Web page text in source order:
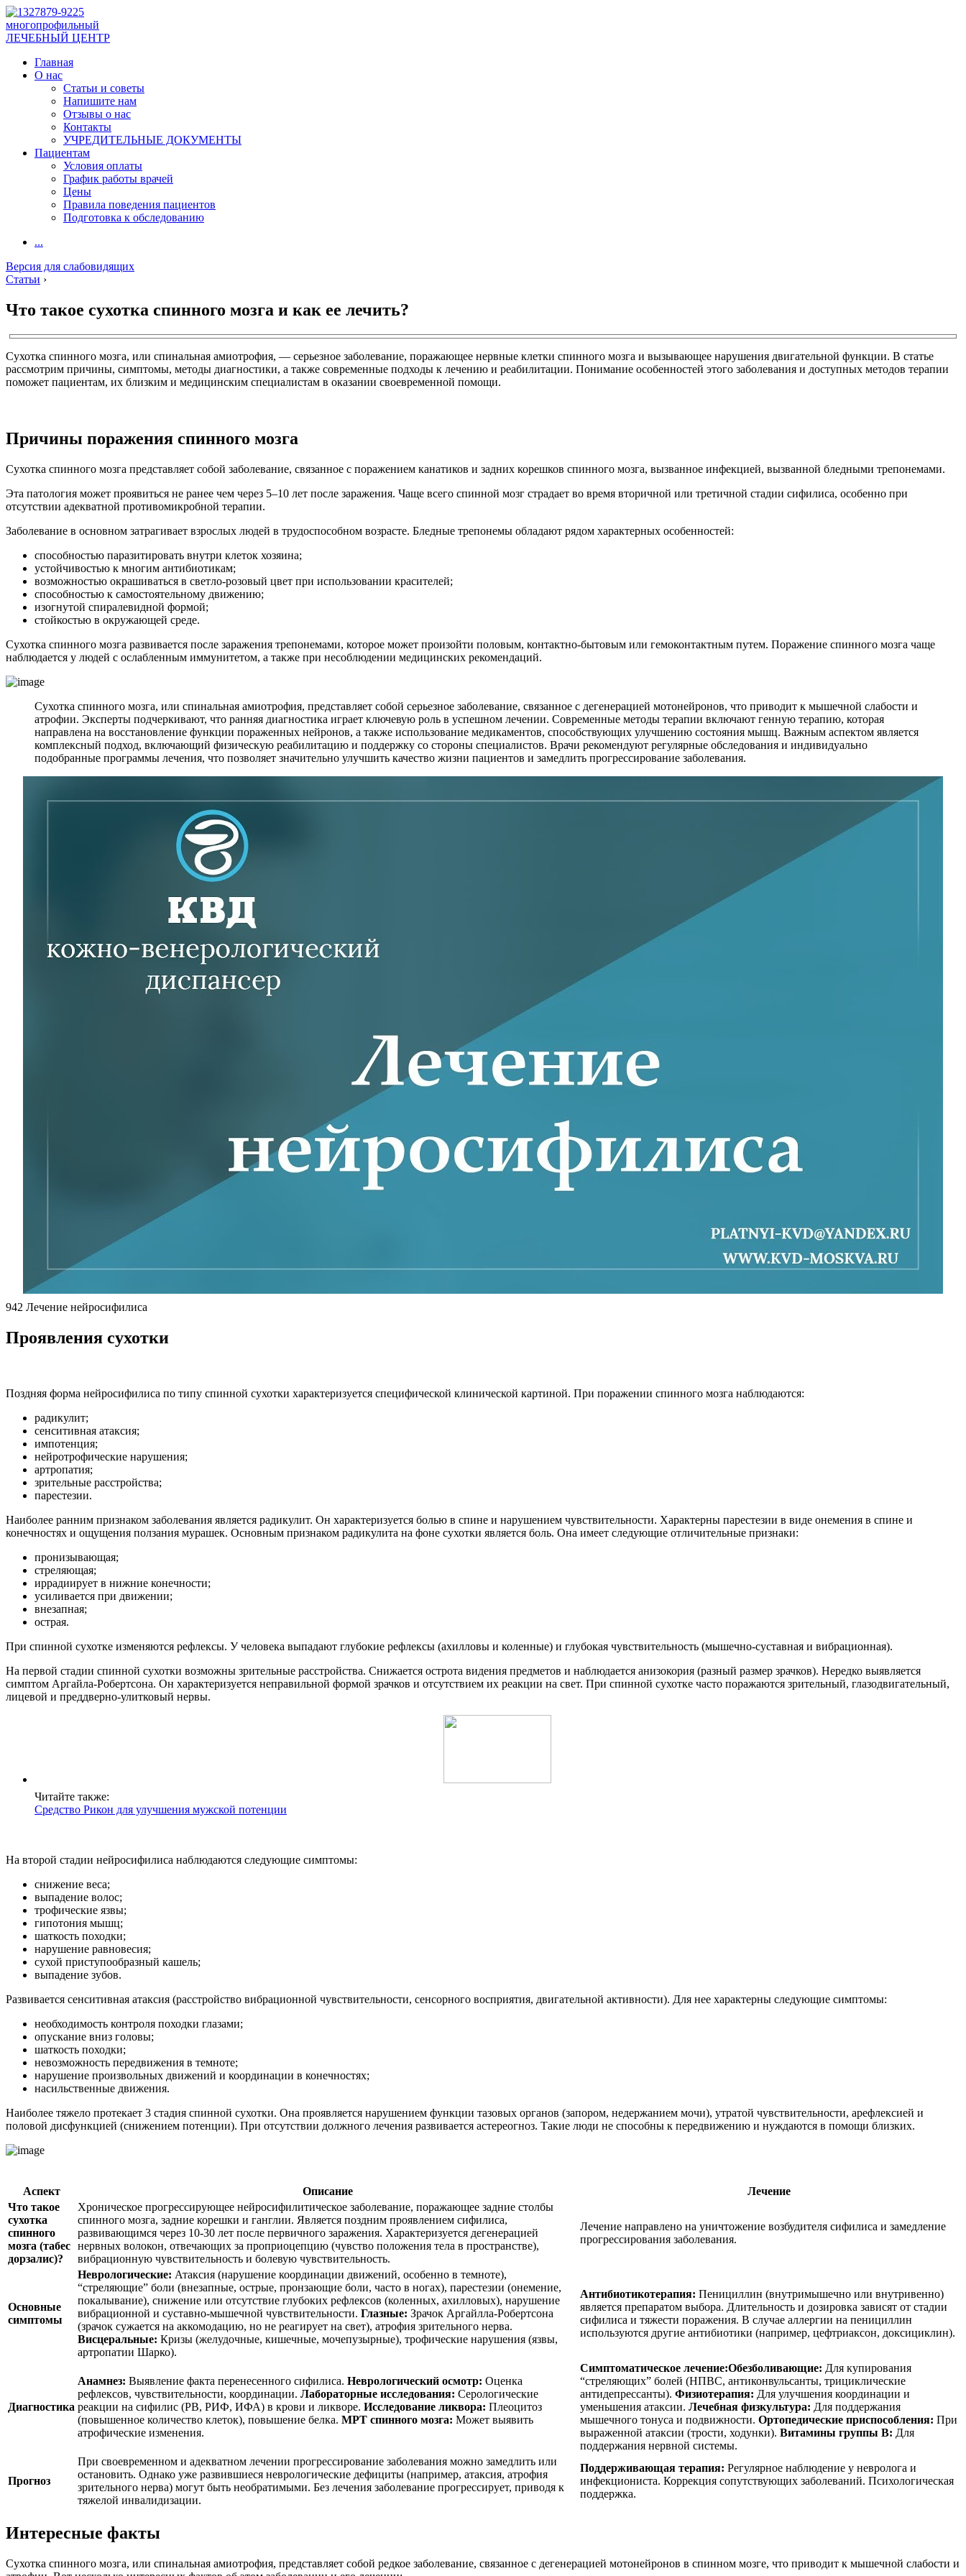
многопрофильный
ЛЕЧЕБНЫЙ ЦЕНТР
Главная
О нас
Статьи и советы
Напишите нам
Отзывы о нас
Контакты
УЧРЕДИТЕЛЬНЫЕ ДОКУМЕНТЫ
Пациентам
Условия оплаты
График работы врачей
Цены
Правила поведения пациентов
Подготовка к обследованию
...
Версия для слабовидящих
Статьи ›
Что такое сухотка спинного мозга и как ее лечить?
Сухотка спинного мозга, или спинальная амиотрофия, — серьезное заболевание, поражающее нервные клетки спинного мозга и вызывающее нарушения двигательной функции. В статье
рассмотрим причины, симптомы, методы диагностики, а также современные подходы к лечению и реабилитации. Понимание особенностей этого заболевания и доступных методов терапии
поможет пациентам, их близким и медицинским специалистам в оказании своевременной помощи.
Причины поражения спинного мозга
Сухотка спинного мозга представляет собой заболевание, связанное с поражением канатиков и задних корешков спинного мозга, вызванное инфекцией, вызванной бледными трепонемами.
Эта патология может проявиться не ранее чем через 5–10 лет после заражения. Чаще всего спинной мозг страдает во время вторичной или третичной стадии сифилиса, особенно при
отсутствии адекватной противомикробной терапии.
Заболевание в основном затрагивает взрослых людей в трудоспособном возрасте. Бледные трепонемы обладают рядом характерных особенностей:
способностью паразитировать внутри клеток хозяина;
устойчивостью к многим антибиотикам;
возможностью окрашиваться в светло-розовый цвет при использовании красителей;
способностью к самостоятельному движению;
изогнутой спиралевидной формой;
стойкостью в окружающей среде.
Сухотка спинного мозга развивается после заражения трепонемами, которое может произойти половым, контактно-бытовым или гемоконтактным путем. Поражение спинного мозга чаще
наблюдается у людей с ослабленным иммунитетом, а также при несоблюдении медицинских рекомендаций.
Сухотка спинного мозга, или спинальная амиотрофия, представляет собой серьезное заболевание, связанное с дегенерацией мотонейронов, что приводит к мышечной слабости и
атрофии. Эксперты подчеркивают, что ранняя диагностика играет ключевую роль в успешном лечении. Современные методы терапии включают генную терапию, которая
направлена на восстановление функции пораженных нейронов, а также использование медикаментов, способствующих улучшению состояния мышц. Важным аспектом является
комплексный подход, включающий физическую реабилитацию и поддержку со стороны специалистов. Врачи рекомендуют регулярные обследования и индивидуально
подобранные программы лечения, что позволяет значительно улучшить качество жизни пациентов и замедлить прогрессирование заболевания.
942 Лечение нейросифилиса
Проявления сухотки
Поздняя форма нейросифилиса по типу спинной сухотки характеризуется специфической клинической картиной. При поражении спинного мозга наблюдаются:
радикулит;
сенситивная атаксия;
импотенция;
нейротрофические нарушения;
артропатия;
зрительные расстройства;
парестезии.
Наиболее ранним признаком заболевания является радикулит. Он характеризуется болью в спине и нарушением чувствительности. Характерны парестезии в виде онемения в спине и
конечностях и ощущения ползания мурашек. Основным признаком радикулита на фоне сухотки является боль. Она имеет следующие отличительные признаки:
пронизывающая;
стреляющая;
иррадиирует в нижние конечности;
усиливается при движении;
внезапная;
острая.
При спинной сухотке изменяются рефлексы. У человека выпадают глубокие рефлексы (ахилловы и коленные) и глубокая чувствительность (мышечно-суставная и вибрационная).
На первой стадии спинной сухотки возможны зрительные расстройства. Снижается острота видения предметов и наблюдается анизокория (разный размер зрачков). Нередко выявляется
симптом Аргайла-Робертсона. Он характеризуется неправильной формой зрачков и отсутствием их реакции на свет. При спинной сухотке часто поражаются зрительный, глазодвигательный,
лицевой и преддверно-улитковый нервы.
Читайте также:
Средство Рикон для улучшения мужской потенции
На второй стадии нейросифилиса наблюдаются следующие симптомы:
снижение веса;
выпадение волос;
трофические язвы;
гипотония мышц;
шаткость походки;
нарушение равновесия;
сухой приступообразный кашель;
выпадение зубов.
Развивается сенситивная атаксия (расстройство вибрационной чувствительности, сенсорного восприятия, двигательной активности). Для нее характерны следующие симптомы:
необходимость контроля походки глазами;
опускание вниз головы;
шаткость походки;
невозможность передвижения в темноте;
нарушение произвольных движений и координации в конечностях;
насильственные движения.
Наиболее тяжело протекает 3 стадия спинной сухотки. Она проявляется нарушением функции тазовых органов (запором, недержанием мочи), утратой чувствительности, арефлексией и
половой дисфункцией (снижением потенции). При отсутствии должного лечения развивается астереогноз. Такие люди не способны к передвижению и нуждаются в помощи близких.
Аспект Описание
Лечение
Что такое
сухотка
спинного
мозга (табес
дорзалис)?
Хроническое прогрессирующее нейросифилитическое заболевание, поражающее задние столбы
спинного мозга, задние корешки и ганглии. Является поздним проявлением сифилиса,
развивающимся через 10-30 лет после первичного заражения. Характеризуется дегенерацией
нервных волокон, отвечающих за проприоцепцию (чувство положения тела в пространстве),
вибрационную чувствительность и болевую чувствительность.
Лечение направлено на уничтожение возбудителя сифилиса и замедление
прогрессирования заболевания.
Основные
симптомы
Неврологические: Атаксия (нарушение координации движений, особенно в темноте),
“стреляющие” боли (внезапные, острые, пронзающие боли, часто в ногах), парестезии (онемение,
покалывание), снижение или отсутствие глубоких рефлексов (коленных, ахилловых), нарушение
вибрационной и суставно-мышечной чувствительности. Глазные: Зрачок Аргайлла-Робертсона
(зрачок сужается на аккомодацию, но не реагирует на свет), атрофия зрительного нерва.
Висцеральные: Кризы (желудочные, кишечные, мочепузырные), трофические нарушения (язвы,
артропатии Шарко).
Антибиотикотерапия: Пенициллин (внутримышечно или внутривенно)
является препаратом выбора. Длительность и дозировка зависят от стадии
сифилиса и тяжести поражения. В случае аллергии на пенициллин
используются другие антибиотики (например, цефтриаксон, доксициклин).
Диагностика
Анамнез: Выявление факта перенесенного сифилиса. Неврологический осмотр: Оценка
рефлексов, чувствительности, координации. Лабораторные исследования: Серологические
реакции на сифилис (РВ, РИФ, ИФА) в крови и ликворе. Исследование ликвора: Плеоцитоз
(повышенное количество клеток), повышение белка. МРТ спинного мозга: Может выявить
атрофические изменения.
Симптоматическое лечение:Обезболивающие: Для купирования
“стреляющих” болей (НПВС, антиконвульсанты, трициклические
антидепрессанты). Физиотерапия: Для улучшения координации и
уменьшения атаксии. Лечебная физкультура: Для поддержания
мышечного тонуса и подвижности. Ортопедические приспособления: При
выраженной атаксии (трости, ходунки). Витамины группы В: Для
поддержания нервной системы.
Прогноз
При своевременном и адекватном лечении прогрессирование заболевания можно замедлить или
остановить. Однако уже развившиеся неврологические дефициты (например, атаксия, атрофия
зрительного нерва) могут быть необратимыми. Без лечения заболевание прогрессирует, приводя к
тяжелой инвалидизации.
Поддерживающая терапия: Регулярное наблюдение у невролога и
инфекциониста. Коррекция сопутствующих заболеваний. Психологическая
поддержка.
Интересные факты
Сухотка спинного мозга, или спинальная амиотрофия, представляет собой редкое заболевание, связанное с дегенерацией мотонейронов в спинном мозге, что приводит к мышечной слабости и